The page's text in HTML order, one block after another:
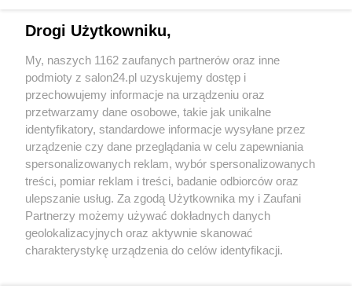
Sport
Społeczeństwo
Kultura
X Facebook Instagram Youtube
Drogi Użytkowniku,
My, naszych 1162 zaufanych partnerów oraz inne
podmioty z salon24.pl uzyskujemy dostęp i
przechowujemy informacje na urządzeniu oraz
przetwarzamy dane osobowe, takie jak unikalne
identyfikatory, standardowe informacje wysyłane przez
urządzenie czy dane przeglądania w celu zapewniania
spersonalizowanych reklam, wybór spersonalizowanych
treści, pomiar reklam i treści, badanie odbiorców oraz
ulepszanie usług. Za zgodą Użytkownika my i Zaufani
Partnerzy możemy używać dokładnych danych
geolokalizacyjnych oraz aktywnie skanować
charakterystykę urządzenia do celów identyfikacji.